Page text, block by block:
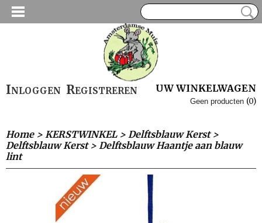
Inloggen Registreren UW WINKELWAGEN
Geen producten (0)
Home> KERSTWINKEL> Delftsblauw Kerst>
Delftsblauw Kerst> Delftsblauw Haantje aan blauw
lint